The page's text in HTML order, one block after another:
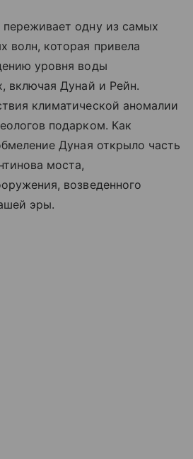
одну из самых
волн, которая привела
уровня воды
включая Дунай и Рейн.
климатической аномалии
подарком. Как
Дуная открыло часть
моста,
возведенного
эры.